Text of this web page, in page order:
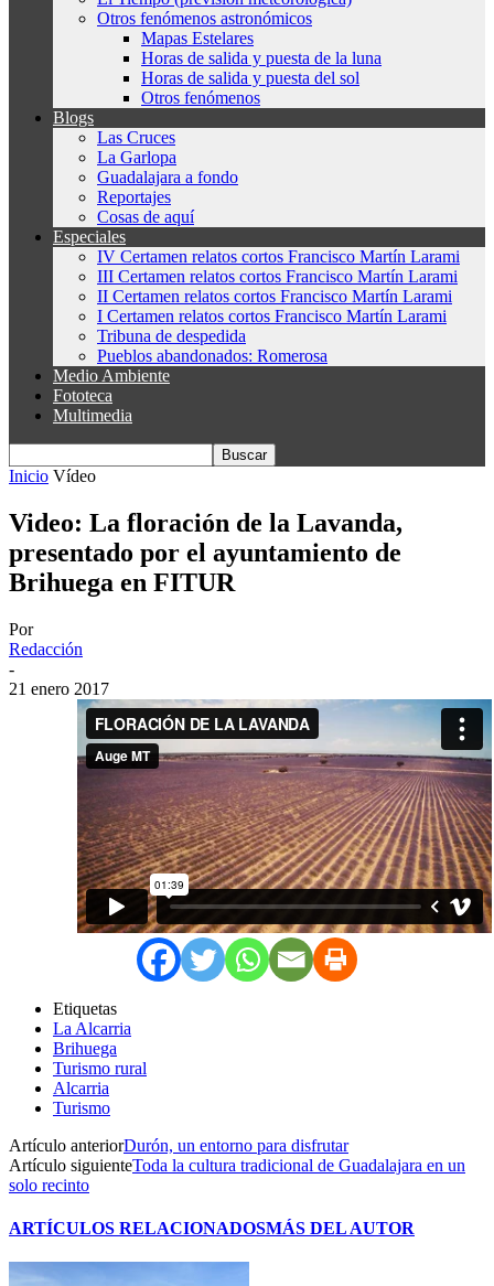
Otros fenómenos astronómicos
Mapas Estelares
Horas de salida y puesta de la luna
Horas de salida y puesta del sol
Otros fenómenos
Blogs
Las Cruces
La Garlopa
Guadalajara a fondo
Reportajes
Cosas de aquí
Especiales
IV Certamen relatos cortos Francisco Martín Larami
III Certamen relatos cortos Francisco Martín Larami
II Certamen relatos cortos Francisco Martín Larami
I Certamen relatos cortos Francisco Martín Larami
Tribuna de despedida
Pueblos abandonados: Romerosa
Medio Ambiente
Fototeca
Multimedia
Inicio Vídeo
Video: La floración de la Lavanda,
presentado por el ayuntamiento de
Brihuega en FITUR
Por
Redacción
-
21 enero 2017
Etiquetas
La Alcarria
Brihuega
Turismo rural
Alcarria
Turismo
Artículo anteriorDurón, un entorno para disfrutar
Artículo siguienteToda la cultura tradicional de Guadalajara en un
solo recinto
ARTÍCULOS RELACIONADOSMÁS DEL AUTOR